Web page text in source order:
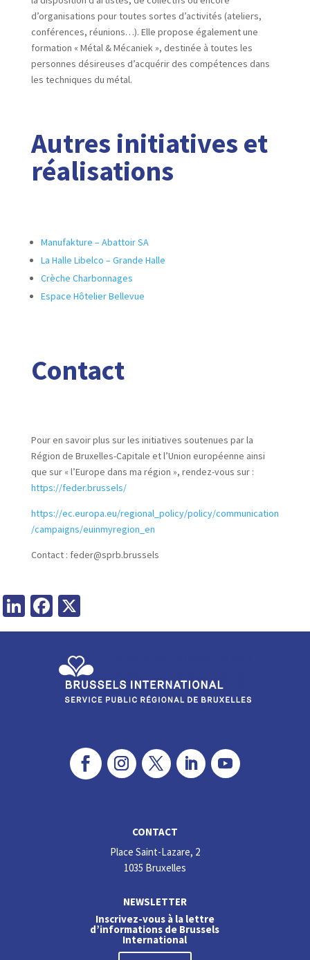
d’organisations pour toutes sortes d’activités (ateliers,
conférences, réunions…). Elle propose également une
formation « Métal & Mécaniek », destinée à toutes les
personnes désireuses d’acquérir des compétences dans
les techniques du métal.
Autres initiatives et
réalisations
Manufakture – Abattoir SA
La Halle Libelco – Grande Halle
Crèche Charbonnages
Espace Hôtelier Bellevue
Contact
Pour en savoir plus sur les initiatives soutenues par la
Région de Bruxelles-Capitale et l’Union européenne ainsi
que sur « l’Europe dans ma région », rendez-vous sur :
https://feder.brussels/
https://ec.europa.eu/regional_policy/policy/communication
/campaigns/euinmyregion_en
Contact : feder@sprb.brussels
LinkedIn
Facebook
CONTACT
Place Saint-Lazare, 2
1035 Bruxelles
NEWSLETTER
Inscrivez-vous à la lettre
d’informations de Brussels
International